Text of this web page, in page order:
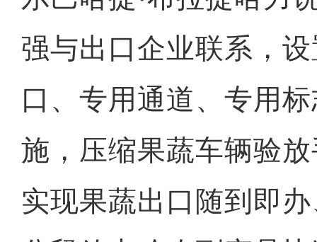
强与出口企业联系，
口、专用通道、专用
施，压缩果蔬车辆验
实现果蔬出口随到即